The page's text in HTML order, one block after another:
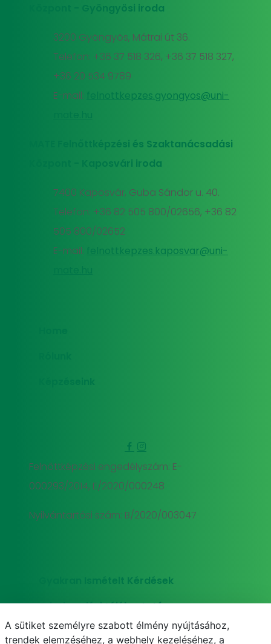
Központ - Gyöngyösi iroda
3200 Gyöngyös, Mátrai út 36.
Telefon: +36 37 518 326, +36 37 518 327,
+36 20 534 9789
E-mail:
felnottkepzes.gyongyos@uni-
MATE Felnőttképzési és Szaktanácsadási
Központ - Kaposvári iroda
7400 Kaposvár, Guba Sándor u. 40.
Telefon: +36 82 505 800/02656, +36 82
505 800/02652
E-mail:
felnottkepzes.kaposvar@uni-
Felnőttképzési engedélyszám: E-
000293/2014, E/2020/000248
Nyilvántartási szám: B/2020/003047
Gyakran Ismételt Kérdések
Adatkezelési tájékoztató
Süti (cookie) tájékoztató
A sütiket személyre szabott élmény nyújtásához,
trendek elemzéséhez, a webhely kezeléséhez, a